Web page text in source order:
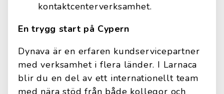
kontaktcenterverksamhet.
En trygg start på Cypern
Dynava är en erfaren kundservicepartner
med verksamhet i flera länder. I Larnaca
blir du en del av ett internationellt team
med nära stöd från både kollegor och